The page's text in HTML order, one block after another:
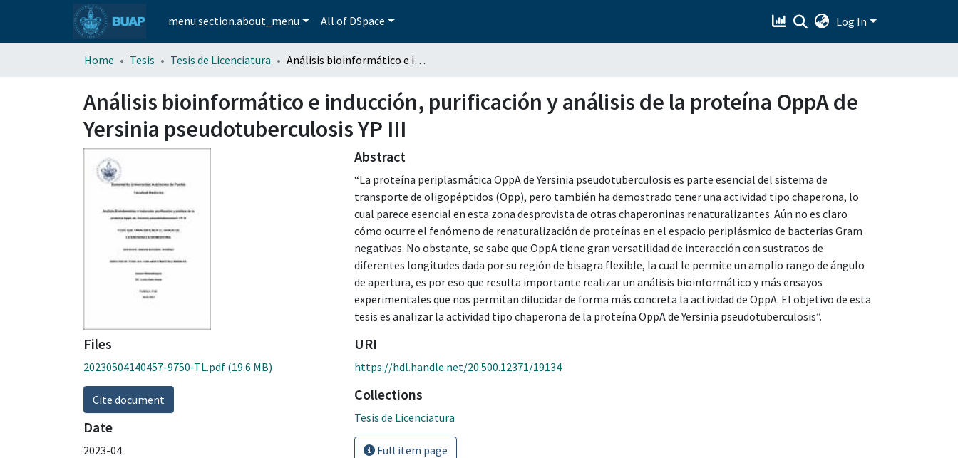
menu.section.about_menu All of DSpace Log In
Home Tesis Tesis de Licenciatura Análisis bioinformático e inducción, purificación y análisis de la proteína OppA de Yersinia pseudotuberculosis YP III
Análisis bioinformático e inducción, purificación y análisis de la proteína OppA de
Yersinia pseudotuberculosis YP III
Files
20230504140457-9750-TL.pdf (19.6 MB)
Cite document
Date
2023-04
Abstract
“La proteína periplasmática OppA de Yersinia pseudotuberculosis es parte esencial del sistema de
transporte de oligopéptidos (Opp), pero también ha demostrado tener una actividad tipo chaperona, lo
cual parece esencial en esta zona desprovista de otras chaperoninas renaturalizantes. Aún no es claro
cómo ocurre el fenómeno de renaturalización de proteínas en el espacio periplásmico de bacterias Gram
negativas. No obstante, se sabe que OppA tiene gran versatilidad de interacción con sustratos de
diferentes longitudes dada por su región de bisagra flexible, la cual le permite un amplio rango de ángulo
de apertura, es por eso que resulta importante realizar un análisis bioinformático y más ensayos
experimentales que nos permitan dilucidar de forma más concreta la actividad de OppA. El objetivo de esta
tesis es analizar la actividad tipo chaperona de la proteína OppA de Yersinia pseudotuberculosis”.
URI
https://hdl.handle.net/20.500.12371/19134
Collections
Tesis de Licenciatura
Full item page